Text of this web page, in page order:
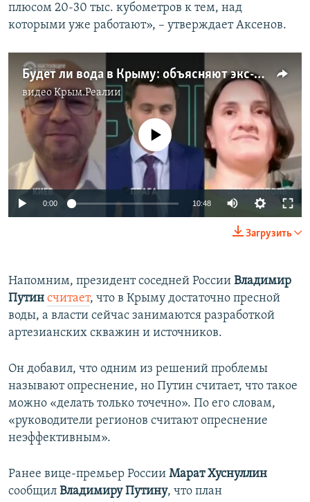
плюсом 20-30 тыс. кубометров к тем, над
которыми уже работают», – утверждает Аксенов.
Будет ли вода в Крыму: объясняют экс-министр курортов и туризма Крыма и журналист издания «Проект» (видео)
видеоКрым.Реалии
720p 1080p
No media source currently available
0:00 10:48
240p
720p
1080p
Загрузить
Напомним, президент соседней России Владимир
Путин считает, что в Крыму достаточно пресной
воды, а власти сейчас занимаются разработкой
артезианских скважин и источников.
Он добавил, что одним из решений проблемы
называют опреснение, но Путин считает, что такое
можно «делать только точечно». По его словам,
«руководители регионов считают опреснение
неэффективным».
Ранее вице-премьер России Марат Хуснуллин
сообщил Владимиру Путину, что план